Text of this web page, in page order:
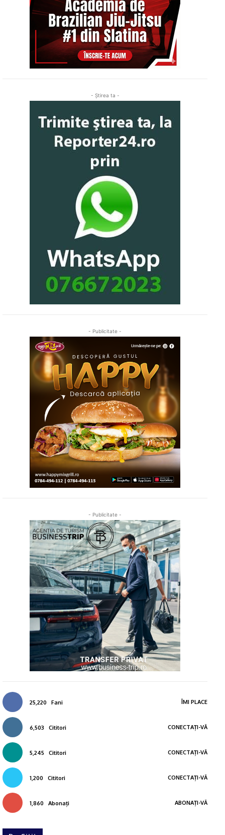
- Ştirea ta -
- Publicitate -
- Publicitate -
25,220 Fani ÎMI PLACE
6,503 Cititori CONECTAȚI-VĂ
5,245 Cititori CONECTAȚI-VĂ
1,200 Cititori CONECTAȚI-VĂ
1,860 Abonați ABONAȚI-VĂ